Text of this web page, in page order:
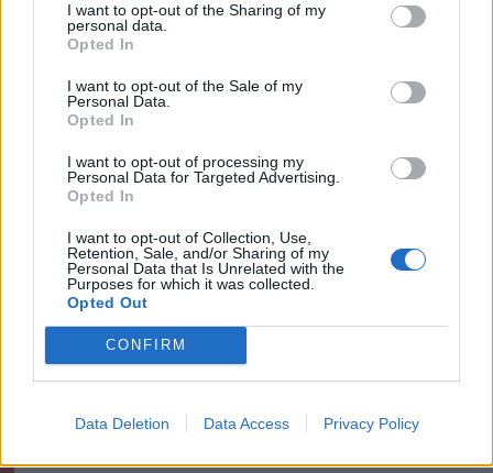
I want to opt-out of the Sharing of my
personal data.
Opted In
I want to opt-out of the Sale of my
Personal Data.
Opted In
I want to opt-out of processing my
Personal Data for Targeted Advertising.
Opted In
I want to opt-out of Collection, Use,
Retention, Sale, and/or Sharing of my
Personal Data that Is Unrelated with the
Purposes for which it was collected.
Opted Out
CONFIRM
Data Deletion Data Access Privacy Policy
pontosan, honnan tör fel a
Székely Sport
Kolozsvári CFR, kikapott a
Győr és a Loki is
Krónika
Kelta harcos sírjára, hatezer
bukkantak Nagyiklódon